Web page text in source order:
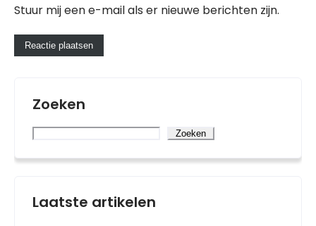
Stuur mij een e-mail als er nieuwe berichten zijn.
Zoeken
Zoeken
Laatste artikelen